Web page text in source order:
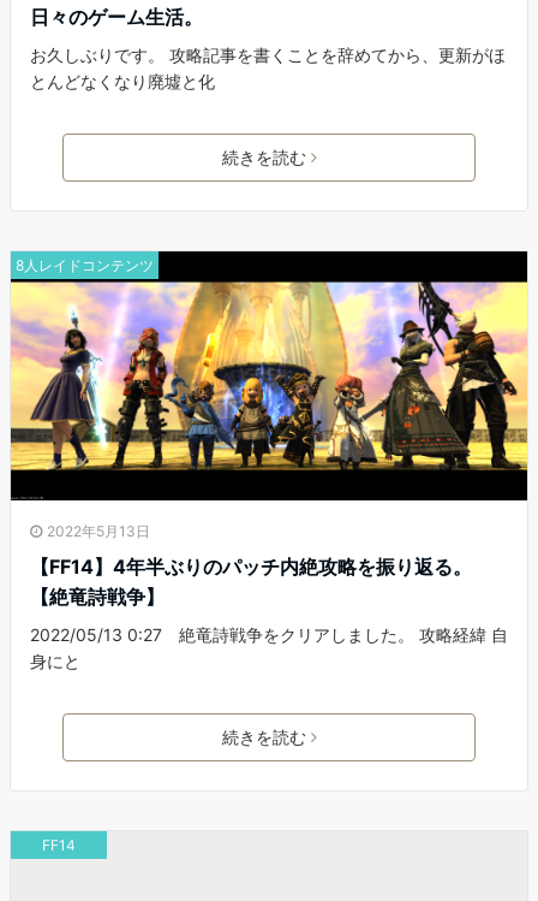
日々のゲーム生活。
お久しぶりです。 攻略記事を書くことを辞めてから、更新がほ
とんどなくなり廃墟と化
続きを読む
8人レイドコンテンツ
2022年5月13日
【FF14】4年半ぶりのパッチ内絶攻略を振り返る。
【絶竜詩戦争】
2022/05/13 0:27 絶竜詩戦争をクリアしました。 攻略経緯 自
身にと
続きを読む
FF14